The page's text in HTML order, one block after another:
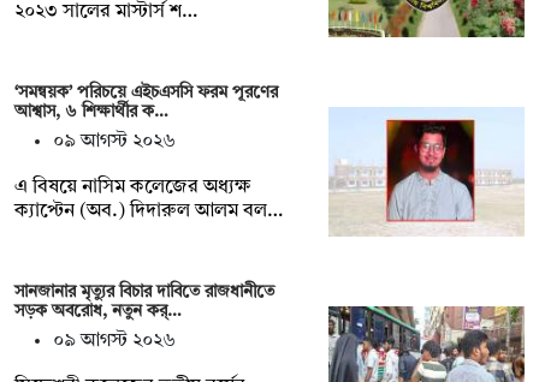
২০২৩ সালের মাস্টার্স শ…
‘সমন্বয়ক’ পরিচয়ে এইচএসসি ফরম পূরণের
আশ্বাস, ৬ শিক্ষার্থীর ক…
০৯ আগস্ট ২০২৬
এ বিষয়ে নাসিম কলেজের অধ্যক্ষ
ক্যাপ্টেন (অব.) দিদারুল আলম বল…
সানজানার মৃত্যুর বিচার দাবিতে রাজধানীতে
সড়ক অবরোধ, নতুন কর্…
০৯ আগস্ট ২০২৬